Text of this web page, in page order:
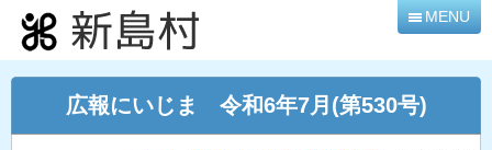
本
文
へ
移
MENU
広報にいじま 令和6年7月(第530号)